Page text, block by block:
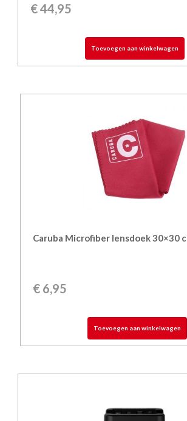
€44,95
Toevoegen aan winkelwagen
Caruba Microfiber lensdoek 30×30
€6,95
Toevoegen aan winkelwagen